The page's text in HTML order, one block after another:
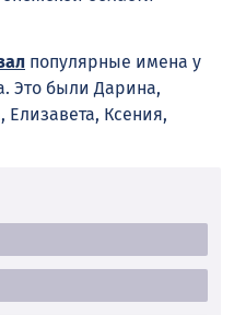
популярные имена у
Это были Дарина,
Елизавета, Ксения,